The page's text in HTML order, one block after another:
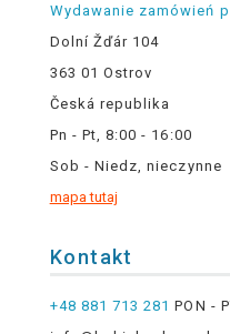
Wydawanie zamówień
Dolní Žďár 104
363 01 Ostrov
Česká republika
Pn - Pt, 8:00 - 16:00
Sob - Niedz, nieczynne
mapa tutaj
Kontakt
+48 881 713 281 PON -